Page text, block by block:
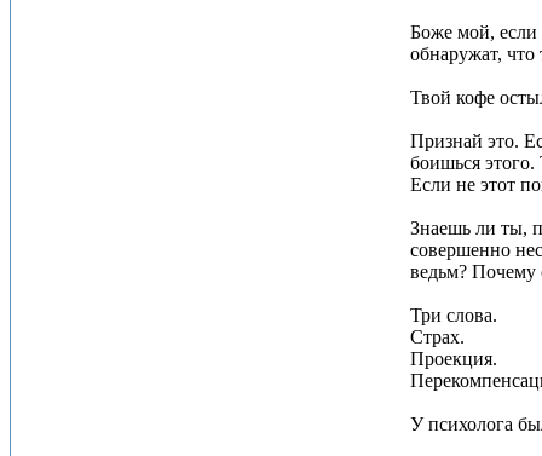
Боже мой, если
обнаружат,
Твой кофе
Признай это.
боишься
Если не этот
Знаешь ли ты,
совершенно
ведьм? Почему
Три слова.
Страх.
Проекция.
У психолога